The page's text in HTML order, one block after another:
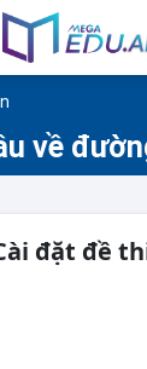
về
đặt đề